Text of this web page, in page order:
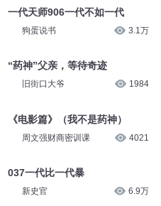
一代天师906一代不如一代
狗蛋说书 3.1万
“药神”父亲，等待奇迹
旧街口大爷 1984
《电影篇》（我不是药神）
周文强财商密训课 4021
037一代比一代暴
新史官 6.9万